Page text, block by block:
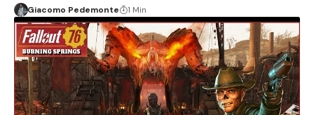
Giacomo Pedemonte 1 Min